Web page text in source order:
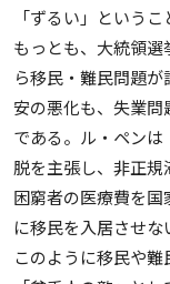
「ずるい」というこ
もっとも、大統領
ら移民・難民問題
安の悪化も、失業
である。ル・ペン
脱を主張し、非正
困窮者の医療費を
に移民を入居させな
このように移民や難